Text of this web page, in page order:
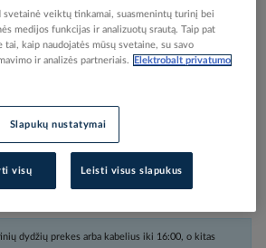
CD1520BFKLBR
Prisijunkite, norėdami pamatyti kainas
4darbo dienos (-ų)
Kiekis tiekėjo sandėlyje
dydžių prekes arba kabelius iki 16:00, o kitas
svetainė veiktų tinkamai, suasmenintų turinį bei
medijos funkcijas ir analizuotų srautą. Taip pat
tai, kaip naudojatės mūsų svetaine, su savo
ir analizės partneriais.
Elektrobalt privatumo
Slapukų nustatymai
visų Leisti visus slapukus